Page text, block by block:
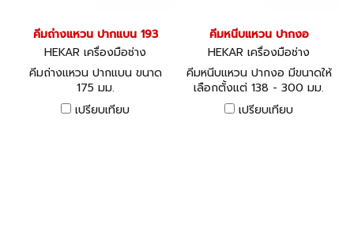
คีมถ่างแหวน ปากแบน 193
HEKAR เครื่องมือช่าง
คีมถ่างแหวน ปากแบน ขนาด
175 มม.
เปรียบเทียบ
คีมหนีบแหวน ปากงอ
HEKAR เครื่องมือช่าง
คีมหนีบแหวน ปากงอ มีขนาดให้
เลือกตั้งแต่ 138 - 300 มม.
เปรียบเทียบ